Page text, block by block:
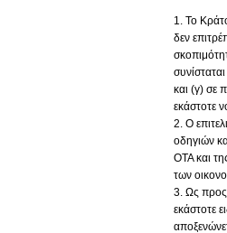
1. Το
δεν
και (γ) σε
εκάστοτε
2. Ο
οδηγιών
ΟΤΑ και
των
3. Ως προς
εκάστοτε